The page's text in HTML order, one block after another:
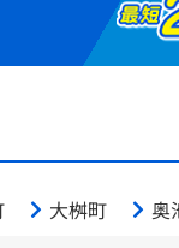
大桝町 奥